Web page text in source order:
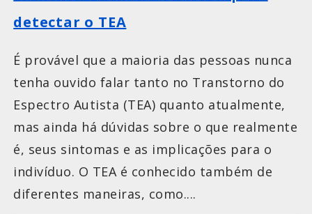
detectar o TEA
É provável que a maioria das pessoas nunca
tenha ouvido falar tanto no Transtorno do
Espectro Autista (TEA) quanto atualmente,
mas ainda há dúvidas sobre o que realmente
é, seus sintomas e as implicações para o
indivíduo. O TEA é conhecido também de
diferentes maneiras, como....